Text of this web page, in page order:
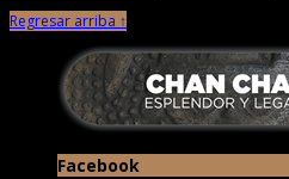
Regresar arriba ↑
Facebook